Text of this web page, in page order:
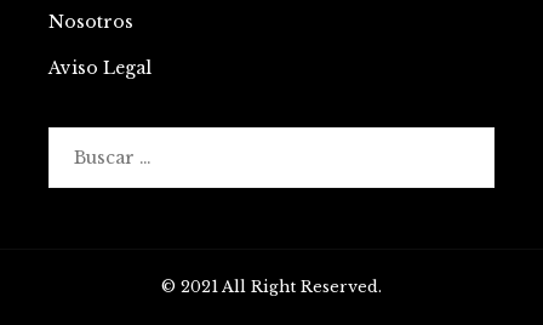
Nosotros
Aviso Legal
© 2021 All Right Reserved.